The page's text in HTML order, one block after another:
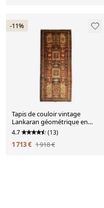
-11%
Tapis de couloir vintage
Lankaran géométrique en
laine rouge et moutarde, 304
x 115 cm
4.7 (13)
1 713 € 1 918 €